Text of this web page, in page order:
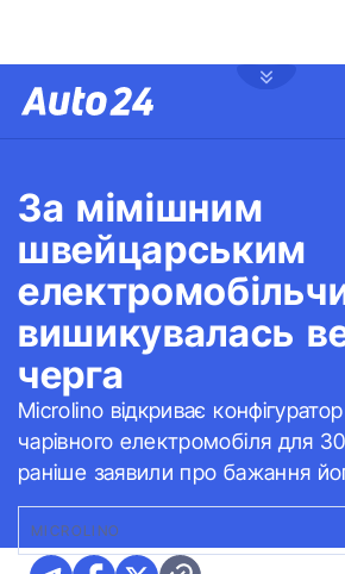
За мімішним
швейцарським
вишикувалась
черга
Microlino відкриває
чарівного електромобіля для
раніше заявили про бажання
MICROLINO